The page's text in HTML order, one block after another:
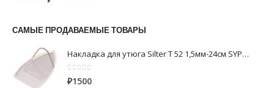
САМЫЕ ПРОДАВАЕМЫЕ ТОВАРЫ
Накладка для утюга Silter Т 52 1,5мм-24см SYPC200 фторопластовая-алюминий
0из 5
₽1500